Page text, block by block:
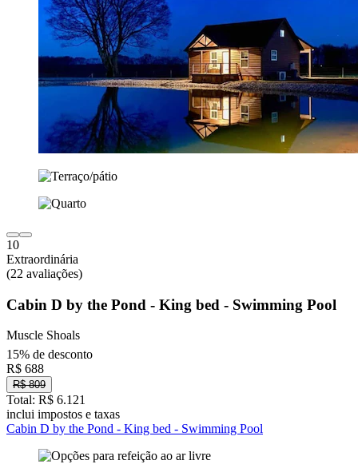
10
Extraordinária
(22 avaliações)
Cabin D by the Pond - King bed - Swimming Pool
Muscle Shoals
15% de desconto
R$ 688
R$ 809
Total: R$ 6.121
inclui impostos e taxas
Cabin D by the Pond - King bed - Swimming Pool